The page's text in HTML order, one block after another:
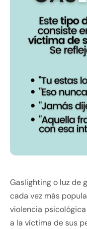
Gaslighting o luz de
cada vez más
violencia
a la víctima de sus